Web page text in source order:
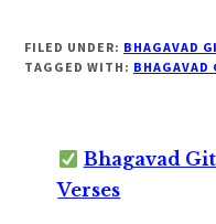
FILED UNDER: BHAGAVAD
TAGGED WITH: BHAGAVAD
Bhagavad
Verses